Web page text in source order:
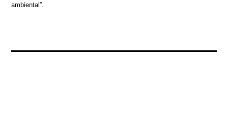
ambiental”.